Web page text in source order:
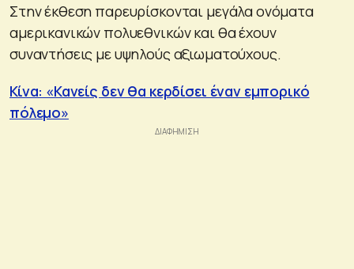
Στην έκθεση παρευρίσκονται μεγάλα ονόματα
αμερικανικών πολυεθνικών και θα έχουν
συναντήσεις με υψηλούς αξιωματούχους.
Κίνα: «Κανείς δεν θα κερδίσει έναν εμπορικό
πόλεμο»